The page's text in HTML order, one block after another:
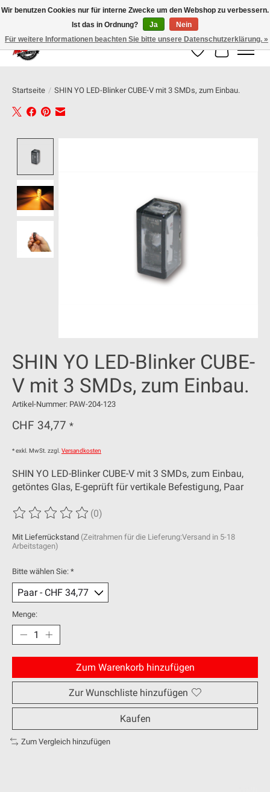
100% schweizer Onlineshop für Dein Motorrad
Wunschzettel
Ihr
Startseite / SHIN YO LED-Blinker CUBE-V mit 3 SMDs, zum Einbau.
SHIN YO LED-Blinker CUBE-
V mit 3 SMDs, zum Einbau.
Artikel-Nummer: PAW-204-123
CHF 34,77 *
* exkl. MwSt. zzgl. Versandkosten
SHIN YO LED-Blinker CUBE-V mit 3 SMDs, zum Einbau,
getöntes Glas, E-geprüft für vertikale Befestigung, Paar
Die Bewertung dieses Produkts ist
(0)
Mit Lieferrückstand (Zeitrahmen für die Lieferung:Versand in 5-18
Arbeitstagen)
Bitte wählen Sie: *
Menge:
Zum Warenkorb hinzufügen
Zur Wunschliste hinzufügen
Kaufen
Zum Vergleich hinzufügen
Wir benutzen Cookies nur für interne Zwecke um den Webshop zu verbessern.
Ist das in Ordnung?
Ja
Nein
Für weitere Informationen beachten Sie bitte unsere Datenschutzerklärung. »